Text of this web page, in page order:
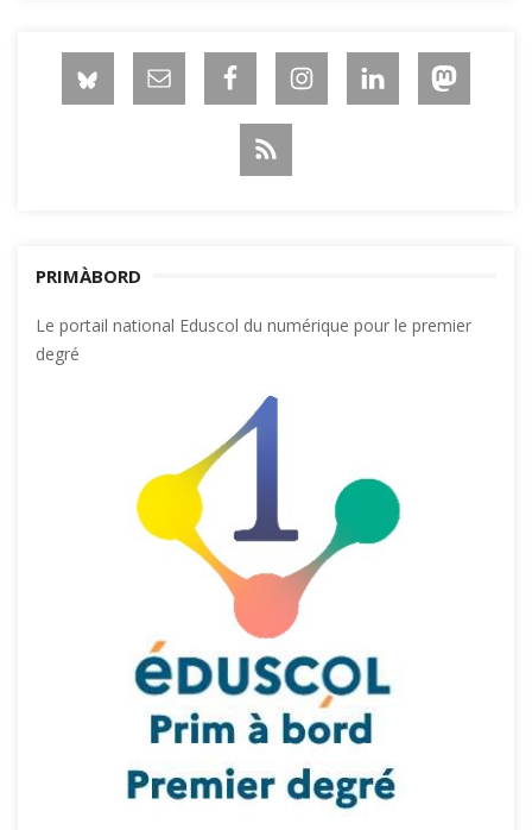
PRIMÀBORD
Le portail national Eduscol du numérique pour le premier
degré